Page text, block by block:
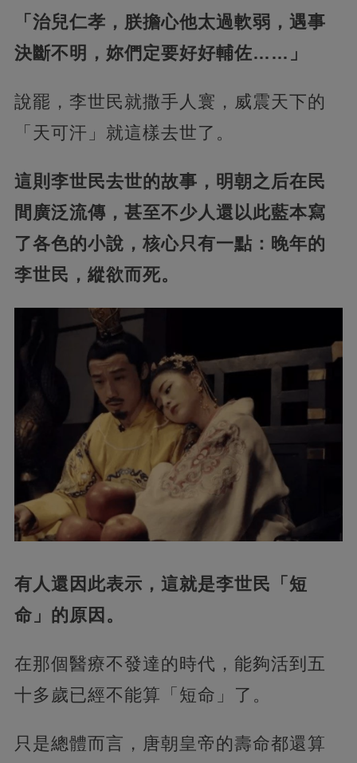
「治兒仁孝，朕擔心他太過軟弱，遇事
決斷不明，妳們定要好好輔佐……」
說罷，李世民就撒手人寰，威震天下的
「天可汗」就這樣去世了。
這則李世民去世的故事，明朝之后在民
間廣泛流傳，甚至不少人還以此藍本寫
了各色的小說，核心只有一點：晚年的
李世民，縱欲而死。
有人還因此表示，這就是李世民「短
命」的原因。
在那個醫療不發達的時代，能夠活到五
十多歲已經不能算「短命」了。
只是總體而言，唐朝皇帝的壽命都還算